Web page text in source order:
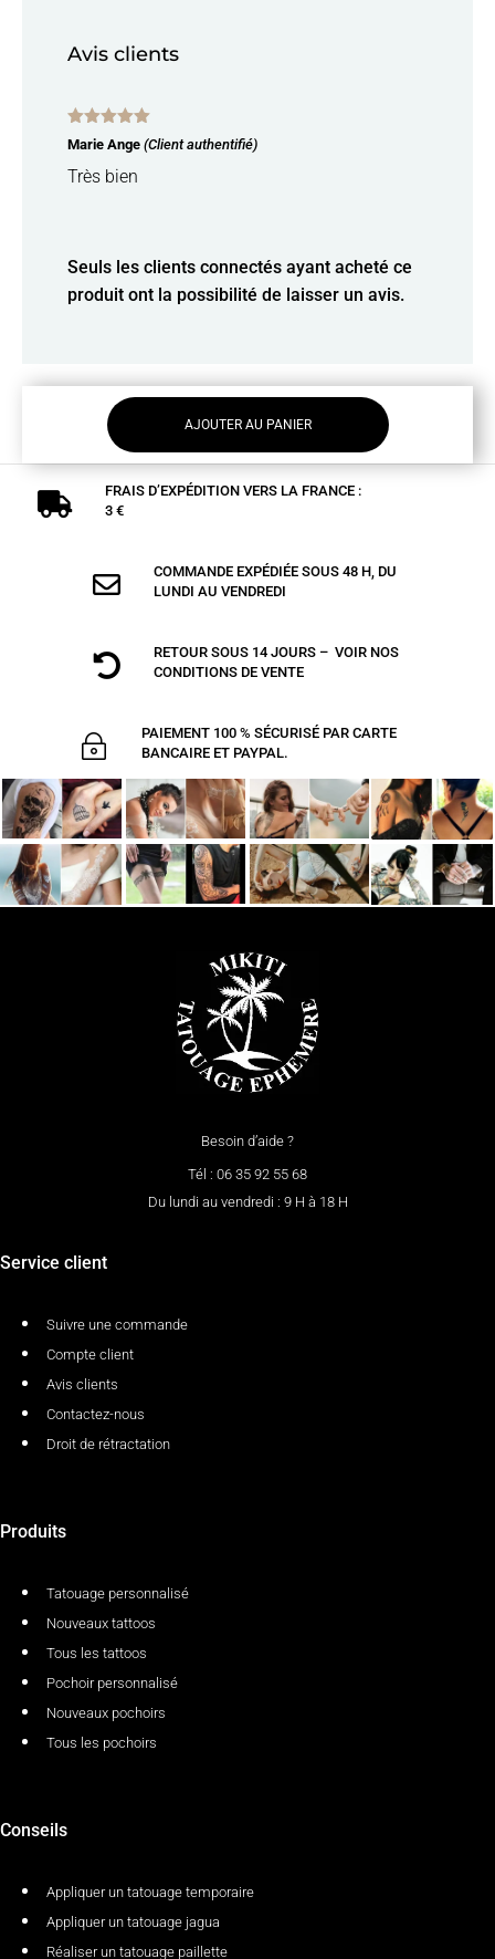
Avis clients
Note 5sur
5
Marie Ange (Client authentifié)
Très bien
Seuls les clients connectés ayant acheté ce
produit ont la possibilité de laisser un avis.
AJOUTER AU PANIER

FRAIS D’EXPÉDITION VERS LA FRANCE :
3 €

COMMANDE EXPÉDIÉE SOUS 48 H, DU
LUNDI AU VENDREDI

RETOUR SOUS 14 JOURS – VOIR NOS
CONDITIONS DE VENTE
~
PAIEMENT 100 % SÉCURISÉ PAR CARTE
BANCAIRE ET PAYPAL.
Besoin d’aide ?
Tél : 06 35 92 55 68
Du lundi au vendredi : 9 H à 18 H
Service client
Suivre une commande
Compte client
Avis clients
Contactez-nous
Droit de rétractation
Produits
Tatouage personnalisé
Nouveaux tattoos
Tous les tattoos
Pochoir personnalisé
Nouveaux pochoirs
Tous les pochoirs
Conseils
Appliquer un tatouage temporaire
Appliquer un tatouage jagua
Réaliser un tatouage paillette